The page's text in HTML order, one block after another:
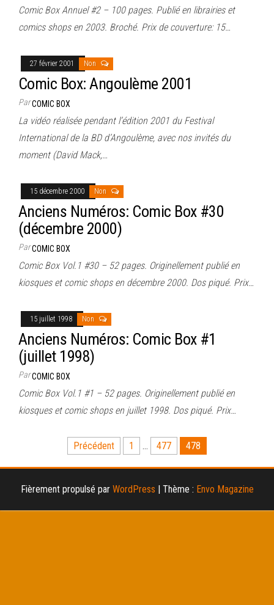
Comic Box Annuel #2 – 100 pages. Publié en librairies et
comics shops en 2003. Broché. Prix de couverture: 15…
27 février 2001 Non
Comic Box: Angoulème 2001
ParCOMIC BOX
La vidéo réalisée pendant l’édition 2001 du Festival
International de la BD d’Angoulème, avec nos invités du
moment (David Mack,…
15 décembre 2000 Non
Anciens Numéros: Comic Box #30
(décembre 2000)
ParCOMIC BOX
Comic Box Vol.1 #30 – 52 pages. Originellement publié en
kiosques et comic shops en décembre 2000. Dos piqué. Prix…
15 juillet 1998 Non
Anciens Numéros: Comic Box #1
(juillet 1998)
ParCOMIC BOX
Comic Box Vol.1 #1 – 52 pages. Originellement publié en
kiosques et comic shops en juillet 1998. Dos piqué. Prix…
Pagination
des
publications
Précédent 1 … 477 478
Fièrement propulsé par WordPress Thème : Envo Magazine